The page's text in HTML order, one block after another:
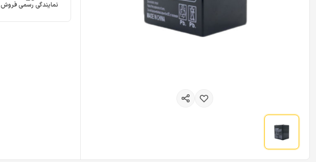
نمایندگی رسمی فروش